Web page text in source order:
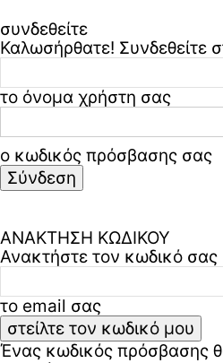
Μπορεί η Μη Τελειότητα να
Κβαντική Βαρύτητα;
Όψεις της Ίδιας
Η Κβαντοποίηση της Ύπαρξης :
ΣΧΕΤΙΚΆ ΜΕ ΕΜΆΣ
ΕΠΙΚΟΙΝΩΝΊΑ
ΠΟΛΙΤΙΚΉ
ΧΡΉΣΗΣ
συνδεθείτε
Καλωσήρθατε! Συνδεθείτε
το όνομα χρήστη σας
ο κωδικός πρόσβασης σας
ΑΝΑΚΤΗΣΗ ΚΩΔΙΚΟΥ
Ανακτήστε τον κωδικό σας
το email σας
Ένας κωδικός πρόσβασης